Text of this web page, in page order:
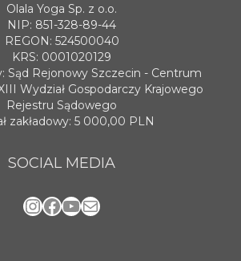
Olala Yoga Sp. z o.o.
NIP: 851-328-89-44
REGON: 524500040
KRS: 0001020129
Sąd Rejonowy Szczecin - Centrum
Wydział Gospodarczy Krajowego
Rejestru Sądowego
zakładowy: 5 000,00 PLN
SOCIAL MEDIA
Instagram
Facebook
YouTube
Mail